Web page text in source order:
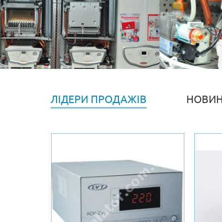
ЛІДЕРИ ПРОДАЖІВ